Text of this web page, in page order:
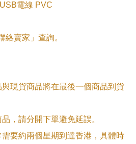
電線 PVC
絡賣家」查詢。
現貨商品將在最後一個商品到貨
，請分開下單避免延誤。
要約兩個星期到達香港，具體時